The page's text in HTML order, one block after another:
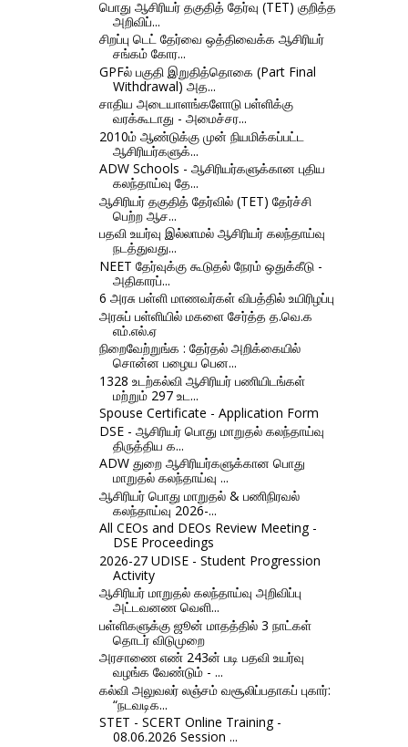
பொது ஆசிரியர் தகுதித் தேர்வு (TET) குறித்த
அறிவிப்...
சிறப்பு டெட் தேர்வை ஒத்திவைக்க ஆசிரியர்
சங்கம் கோர...
GPFல் பகுதி இறுதித்தொகை (Part Final
Withdrawal) அத...
சாதிய அடையாளங்களோடு பள்ளிக்கு
வரக்கூடாது - அமைச்சர...
2010ம் ஆண்டுக்கு முன் நியமிக்கப்பட்ட
ஆசிரியர்களுக்...
ADW Schools - ஆசிரியர்களுக்கான புதிய
கலந்தாய்வு தே...
ஆசிரியர் தகுதித் தேர்வில் (TET) தேர்ச்சி
பெற்ற ஆச...
பதவி உயர்வு இல்லாமல் ஆசிரியர் கலந்தாய்வு
நடத்துவது...
NEET தேர்வுக்கு கூடுதல் நேரம் ஒதுக்கீடு -
அதிகாரப்...
6 அரசு பள்ளி மாணவர்கள் விபத்தில் உயிரிழப்பு
அரசுப் பள்ளியில் மகளை சேர்த்த த.வெ.க
எம்.எல்.ஏ
நிறைவேற்றுங்க : தேர்தல் அறிக்கையில்
சொன்ன பழைய பென...
1328 உடற்கல்வி ஆசிரியர் பணியிடங்கள்
மற்றும் 297 உட...
Spouse Certificate - Application Form
DSE - ஆசிரியர் பொது மாறுதல் கலந்தாய்வு
திருத்திய க...
ADW துறை ஆசிரியர்களுக்கான பொது
மாறுதல் கலந்தாய்வு ...
ஆசிரியர் பொது மாறுதல் & பணிநிரவல்
கலந்தாய்வு 2026-...
All CEOs and DEOs Review Meeting -
DSE Proceedings
2026-27 UDISE - Student Progression
Activity
ஆசிரியர் மாறுதல் கலந்தாய்வு அறிவிப்பு
அட்டவனண வெளி...
பள்ளிகளுக்கு ஜூன் மாதத்தில் 3 நாட்கள்
தொடர் விடுமுறை
அரசாணை எண் 243ன் படி பதவி உயர்வு
வழங்க வேண்டும் - ...
கல்வி அலுவலர் லஞ்சம் வசூலிப்பதாகப் புகார்:
“நடவடிக...
STET - SCERT Online Training -
08.06.2026 Session ...